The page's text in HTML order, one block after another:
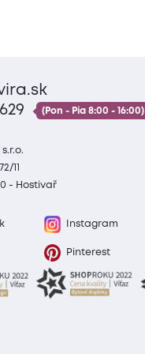
(Pon - Pia 8:00 - 16:00)
11
- Hostivař
Instagram
Pinterest